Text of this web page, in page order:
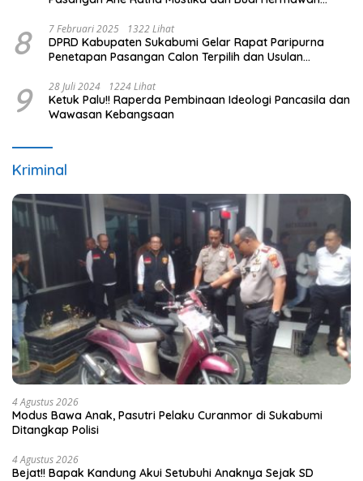
8 7 Februari 2025 1322 Lihat
DPRD Kabupaten Sukabumi Gelar Rapat Paripurna
Penetapan Pasangan Calon Terpilih dan Usulan
9 28 Juli 2024 1224 Lihat
Ketuk Palu!! Raperda Pembinaan Ideologi Pancasila dan
Wawasan Kebangsaan
Kriminal
4 Agustus 2026
Modus Bawa Anak, Pasutri Pelaku Curanmor di Sukabumi
Ditangkap Polisi
4 Agustus 2026
Bejat!! Bapak Kandung Akui Setubuhi Anaknya Sejak SD